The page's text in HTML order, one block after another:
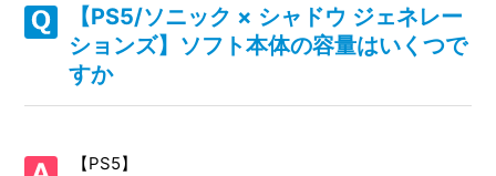
ーナススキルポイント(ソニック ジェネレーションズ）」が
反映されていません
【PS5/ソニック × シャドウ ジェネレーションズ】Steam／
Epic Games Store 版の問い合わせ先はどこですか
【PS5/ソニック × シャドウ ジェネレーションズ】シェア機
【PS5/ソニック × シャドウ ジェネレー
ションズ】ソフト本体の容量はいくつで
すか
【PS5】